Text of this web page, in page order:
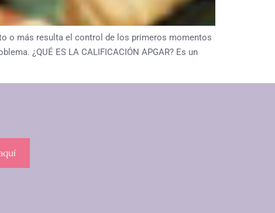
o más resulta el control de los primeros momentos
¿QUÉ ES LA CALIFICACIÓN APGAR? Es un